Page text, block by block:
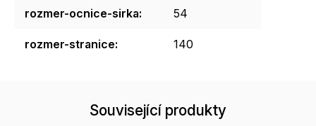
rozmer-ocnice-sirka: 54
rozmer-stranice: 140
Související produkty